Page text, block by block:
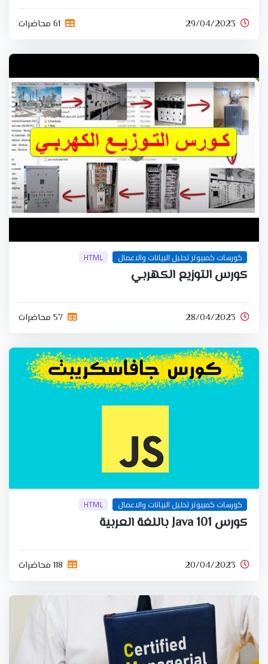
29/04/2023 61 محاضرات
كورسات كمبيوتر تحليل البيانات والاعمال HTML
كورس التوزيع الكهربي
28/04/2023 57 محاضرات
كورسات كمبيوتر تحليل البيانات والاعمال HTML
كورس Java 101 باللغة العربية
20/04/2023 118 محاضرات